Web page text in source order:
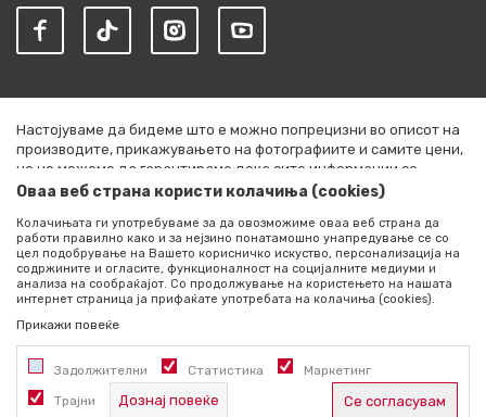
Настојуваме да бидеме што е можно попрецизни во описот на
производите, прикажувањето на фотографиите и самите цени,
но не можеме да гарантираме дека сите информации се
комплетни и без грешки. Сите артикли прикажани на сајтот се
секој момент. Расположливоста на производите можете да ја
проверите со повик на +389 76 444 490
©2026 literatura.mk, Изработено одNB SOFT. Сите права
задржани.
Оваа веб страна користи колачиња (cookies)
Колачињата ги употребуваме за да овозможиме оваа веб страна да
работи правилно како и за нејзино понатамошно унапредување се со
цел подобрување на Вашето корисничко искуство, персонализација на
содржините и огласите, функционалност на социјалните медиуми и
анализа на сообраќајот. Со продолжување на користењето на нашата
интернет страница ја прифаќате употребата на колачиња (cookies).
Прикажи повеќе
Задолжителни Статистика Маркетинг
Трајни Дознај повеќе Се согласувам